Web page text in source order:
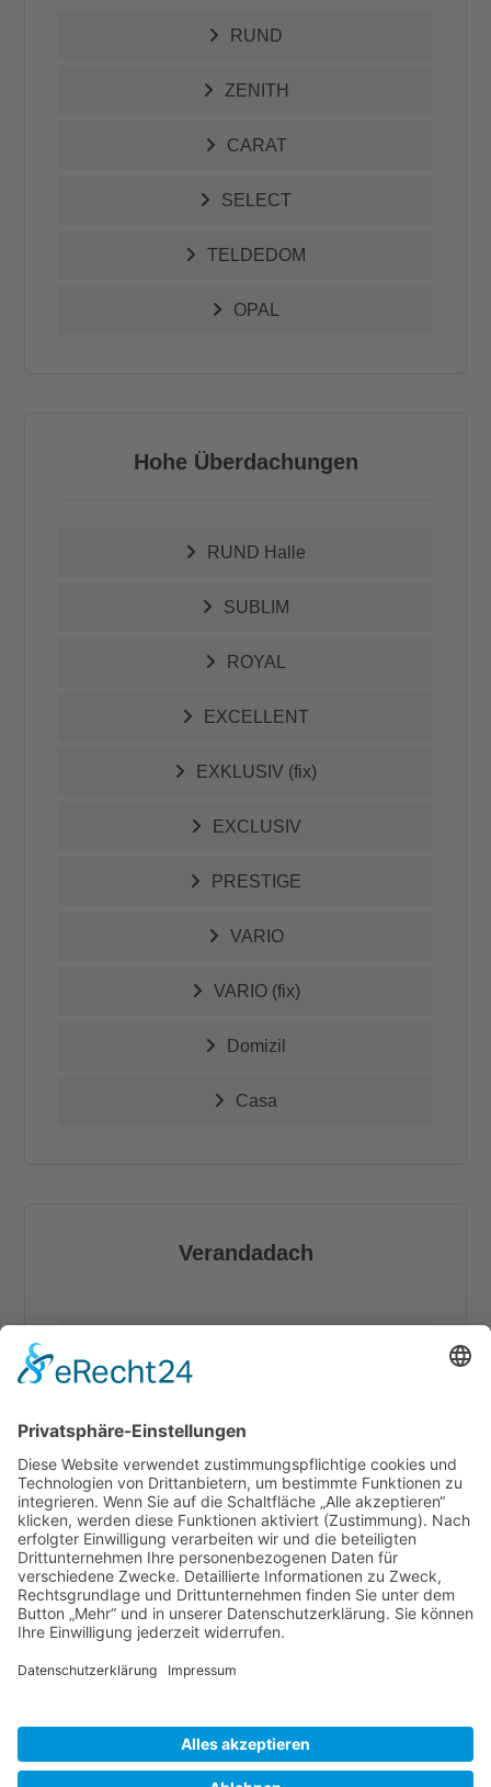
RUND
ZENITH
CARAT
SELECT
TELDEDOM
OPAL
Hohe Überdachungen
RUND Halle
SUBLIM
ROYAL
EXCELLENT
EXKLUSIV (fix)
EXCLUSIV
PRESTIGE
VARIO
VARIO (fix)
Domizil
Casa
Verandadach
Loggia
Impressum